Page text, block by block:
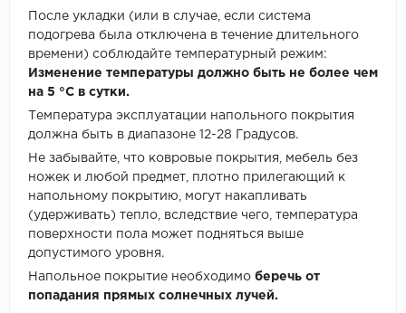
После укладки (или в случае, если система
подогрева была отключена в течение длительного
времени) соблюдайте температурный режим:
Изменение температуры должно быть не более чем
на 5 °C в сутки.
Температура эксплуатации напольного покрытия
должна быть в диапазоне 12-28 Градусов.
Не забывайте, что ковровые покрытия, мебель без
ножек и любой предмет, плотно прилегающий к
напольному покрытию, могут накапливать
(удерживать) тепло, вследствие чего, температура
поверхности пола может подняться выше
допустимого уровня.
Напольное покрытие необходимо беречь от
попадания прямых солнечных лучей.